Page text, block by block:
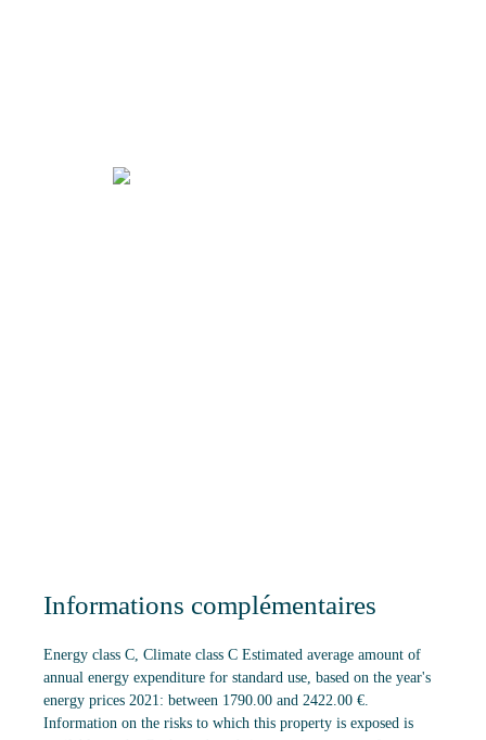
Informations complémentaires
Energy class C, Climate class C Estimated average amount of
annual energy expenditure for standard use, based on the year's
energy prices 2021: between 1790.00 and 2422.00 €.
Information on the risks to which this property is exposed is